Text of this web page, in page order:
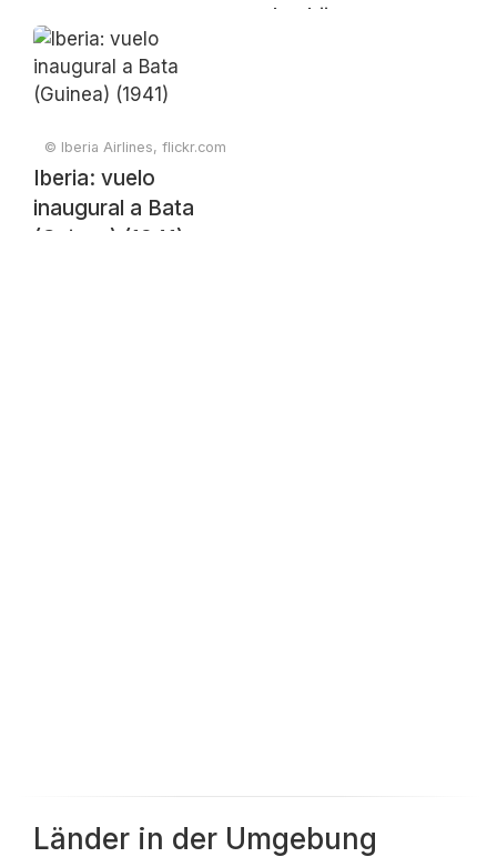
dos hijos y una
© Iberia Airlines, flickr.com
Iberia: vuelo
inaugural a Bata
(Guinea) (1941)
Länder in der Umgebung